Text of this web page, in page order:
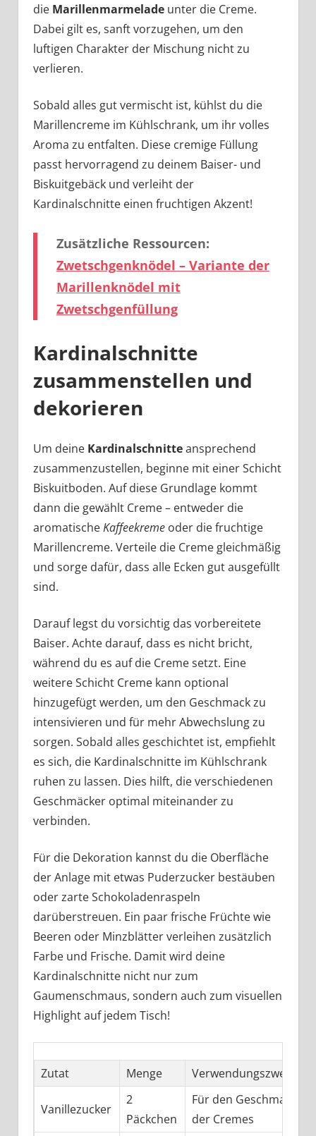
die Marillenmarmeladeunter die Creme.
Dabei gilt es, sanft vorzugehen, um den
luftigen Charakter der Mischung nicht zu
verlieren.
Sobald alles gut vermischt ist, kühlst du die
Marillencreme im Kühlschrank, um ihr volles
Aroma zu entfalten. Diese cremige Füllung
passt hervorragend zu deinem Baiser- und
Biskuitgebäck und verleiht der
Kardinalschnitte einen fruchtigen Akzent!
Zusätzliche Ressourcen:
Zwetschgenknödel – Variante der
Marillenknödel mit
Zwetschgenfüllung
Kardinalschnitte
zusammenstellen und
dekorieren
Um deine Kardinalschnitteansprechend
zusammenzustellen, beginne mit einer Schicht
Biskuitboden. Auf diese Grundlage kommt
dann die gewählt Creme – entweder die
aromatischeKaffeekremeoder die fruchtige
Marillencreme. Verteile die Creme gleichmäßig
und sorge dafür, dass alle Ecken gut ausgefüllt
sind.
Darauf legst du vorsichtig das vorbereitete
Baiser. Achte darauf, dass es nicht bricht,
während du es auf die Creme setzt. Eine
weitere Schicht Creme kann optional
hinzugefügt werden, um den Geschmack zu
intensivieren und für mehr Abwechslung zu
sorgen. Sobald alles geschichtet ist, empfiehlt
es sich, die Kardinalschnitte im Kühlschrank
ruhen zu lassen. Dies hilft, die verschiedenen
Geschmäcker optimal miteinander zu
verbinden.
Für die Dekoration kannst du die Oberfläche
der Anlage mit etwas Puderzucker bestäuben
oder zarte Schokoladenraspeln
darüberstreuen. Ein paar frische Früchte wie
Beeren oder Minzblätter verleihen zusätzlich
Farbe und Frische. Damit wird deine
Kardinalschnitte nicht nur zum
Gaumenschmaus, sondern auch zum visuellen
Highlight auf jedem Tisch!
Zutat Menge Verwendungszweck
Vanillezucker
2
Päckchen
Für den Geschmack
der Cremes